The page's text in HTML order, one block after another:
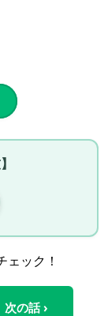
ェック！
次の話 ›